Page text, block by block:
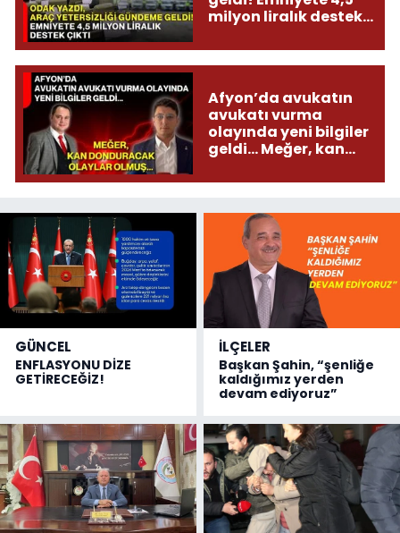
milyon liralık destek
Afyon’da avukatın
avukatı vurma
olayında yeni bilgiler
geldi... Meğer, kan
olmuş...
GÜNCEL
ENFLASYONU DİZE
GETİRECEĞİZ!
İLÇELER
Başkan Şahin, “şenliğe
kaldığımız yerden
devam ediyoruz”